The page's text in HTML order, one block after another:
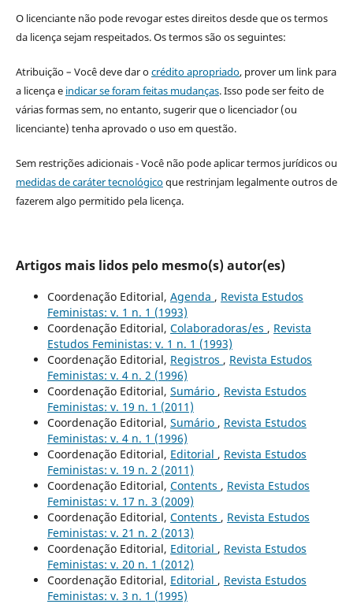
O licenciante não pode revogar estes direitos desde que os termos
da licença sejam respeitados. Os termos são os seguintes:
Atribuição – Você deve dar ocrédito apropriado, prover um link para
a licença e indicar se foram feitas mudanças. Isso pode ser feito de
várias formas sem, no entanto, sugerir que o licenciador (ou
licenciante) tenha aprovado o uso em questão.
Sem restrições adicionais - Você não pode aplicar termos jurídicos ou
medidas de caráter tecnológicoque restrinjam legalmente outros de
fazerem algo permitido pela licença.
Artigos mais lidos pelo mesmo(s) autor(es)
Coordenação Editorial, Agenda , Revista Estudos
Feministas: v. 1 n. 1 (1993)
Coordenação Editorial, Colaboradoras/es , Revista
Estudos Feministas: v. 1 n. 1 (1993)
Coordenação Editorial, Registros , Revista Estudos
Feministas: v. 4 n. 2 (1996)
Coordenação Editorial, Sumário , Revista Estudos
Feministas: v. 19 n. 1 (2011)
Coordenação Editorial, Sumário , Revista Estudos
Feministas: v. 4 n. 1 (1996)
Coordenação Editorial, Editorial , Revista Estudos
Feministas: v. 19 n. 2 (2011)
Coordenação Editorial, Contents , Revista Estudos
Feministas: v. 17 n. 3 (2009)
Coordenação Editorial, Contents , Revista Estudos
Feministas: v. 21 n. 2 (2013)
Coordenação Editorial, Editorial , Revista Estudos
Feministas: v. 20 n. 1 (2012)
Coordenação Editorial, Editorial , Revista Estudos
Feministas: v. 3 n. 1 (1995)